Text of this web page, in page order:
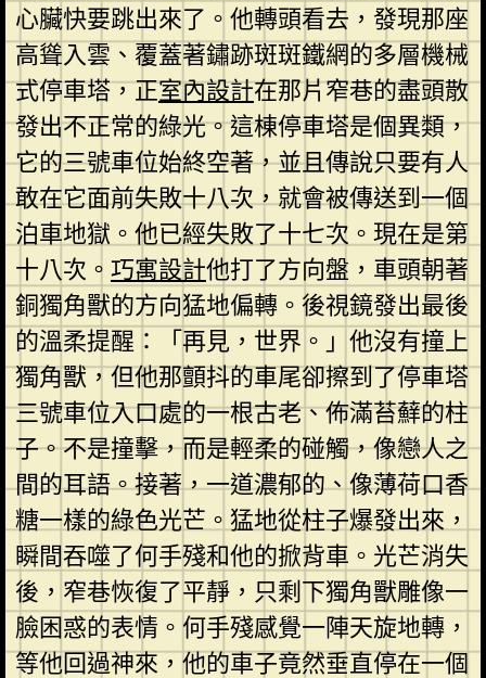
心臟快要跳出來了。他轉頭看去，發現那座
高聳入雲、覆蓋著鏽跡斑斑鐵網的多層機械
式停車塔，正室內設計在那片窄巷的盡頭散
發出不正常的綠光。這棟停車塔是個異類，
它的三號車位始終空著，並且傳說只要有人
敢在它面前失敗十八次，就會被傳送到一個
泊車地獄。他已經失敗了十七次。現在是第
十八次。 巧寓設計他打了方向盤，車頭朝著
銅獨角獸的方向猛地偏轉。後視鏡發出最後
的溫柔提醒：「再見，世界。」他沒有撞上
獨角獸，但他那顫抖的車尾卻擦到了停車塔
三號車位入口處的一根古老、佈滿苔蘚的柱
子。不是撞擊，而是輕柔的碰觸，像戀人之
間的耳語。接著，一道濃郁的、像薄荷口香
糖一樣的綠色光芒。猛地從柱子爆發出來，
瞬間吞噬了何手殘和他的掀背車。光芒消失
後，窄巷恢復了平靜，只剩下獨角獸雕像一
臉困惑的表情。何手殘感覺一陣天旋地轉，
等他回過神來，他的車子竟然垂直停在一個